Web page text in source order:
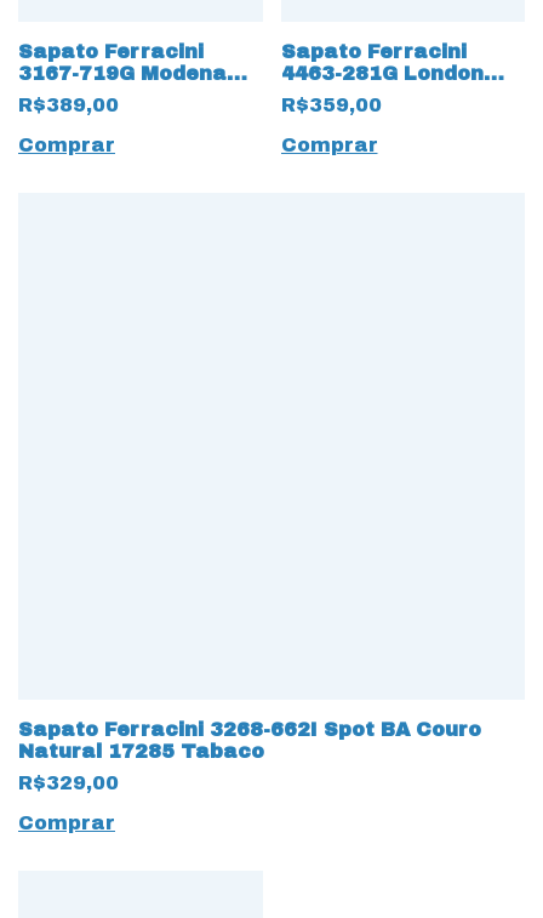
Sapato Ferracini
3167-719G Modena
Couro Natural 18869
Preto
R$389,00
Comprar
Sapato Ferracini
4463-281G London
Couro Natural Alpina
18747 Preto
R$359,00
Comprar
Sapato Ferracini 3268-662I Spot BA Couro
Natural 17285 Tabaco
R$329,00
Comprar